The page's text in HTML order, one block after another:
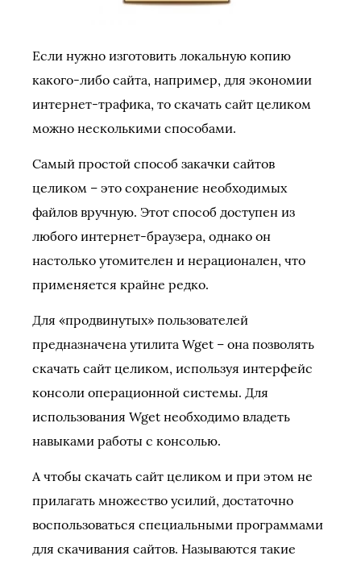
Если нужно изготовить локальную копию
какого-либо сайта, например, для экономии
интернет-трафика, то скачать сайт целиком
можно несколькими способами.
Самый простой способ закачки сайтов
целиком – это сохранение необходимых
файлов вручную. Этот способ доступен из
любого интернет-браузера, однако он
настолько утомителен и нерационален, что
применяется крайне редко.
Для «продвинутых» пользователей
предназначена утилита Wget – она позволять
скачать сайт целиком, используя интерфейс
консоли операционной системы. Для
использования Wget необходимо владеть
навыками работы с консолью.
А чтобы скачать сайт целиком и при этом не
прилагать множество усилий, достаточно
воспользоваться специальными программами
для скачивания сайтов. Называются такие